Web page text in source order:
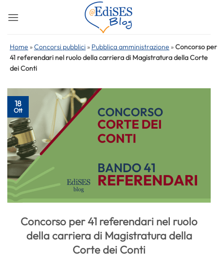
Home »Concorsi pubblici » Pubblica amministrazione »Concorso per
41 referendari nel ruolo della carriera di Magistratura della Corte
dei Conti
18
Ott
Concorso per 41 referendari nel ruolo
della carriera di Magistratura della
Corte dei Conti